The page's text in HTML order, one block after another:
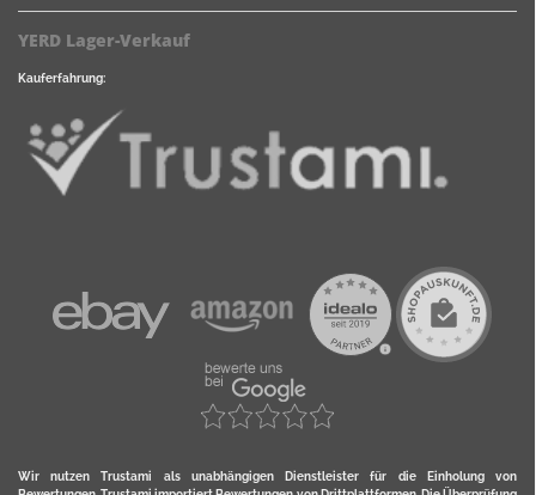
YERD Lager-Verkauf
Kauferfahrung:
Wir nutzen Trustami als unabhängigen Dienstleister für die Einholung von